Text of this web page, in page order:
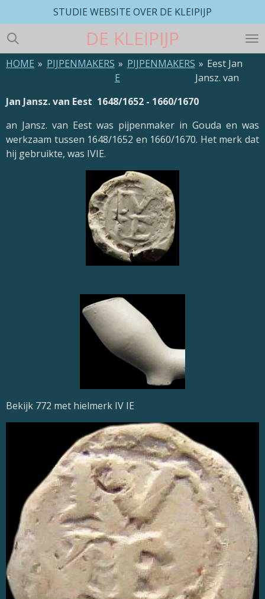
direct
naar
de
hoofdinhoud
DE KLEIPIJP
STUDIE WEBSITE OVER DE KLEIPIJP
HOME » PIJPENMAKERS » PIJPENMAKERS
E
» Eest Jan
Jansz. van
Jan Jansz. van Eest 1648/1652 - 1660/1670
an Jansz. van Eest was pijpenmaker in Gouda en was
werkzaam tussen 1648/1652 en 1660/1670. Het merk dat
hij gebruikte, was IVIE.
Bekijk 772 met hielmerk IV IE